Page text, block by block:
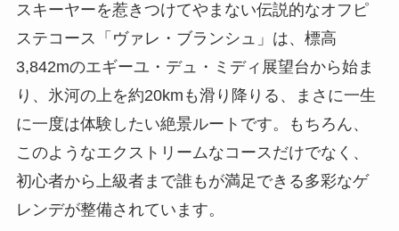
スキーヤーを惹きつけてやまない伝説的なオフピ
ステコース「ヴァレ・ブランシュ」は、標高
3,842mのエギーユ・デュ・ミディ展望台から始ま
り、氷河の上を約20kmも滑り降りる、まさに一生
に一度は体験したい絶景ルートです。もちろん、
このようなエクストリームなコースだけでなく、
初心者から上級者まで誰もが満足できる多彩なゲ
レンデが整備されています。